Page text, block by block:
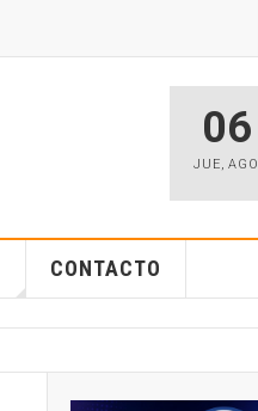
06
JUE,AGO
CONTACTO